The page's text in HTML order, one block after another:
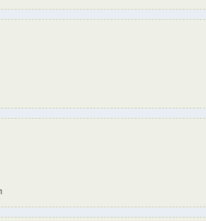
target: aspmx2.googlemail.com